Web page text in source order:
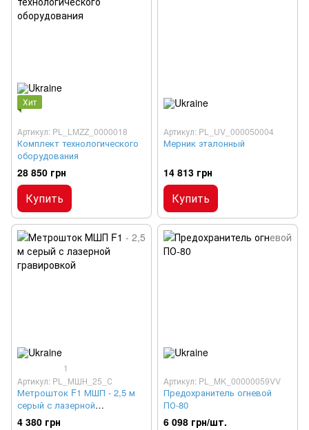
Хит
Артикул: PL_LMZZ_0000018
Комплект технологического
оборудования
28 850 грн
Купить
Артикул: PL_UV_000050004
Мерник эталонный
14 813 грн
Купить
1
Артикул: PL_МШН_25_С
Метрошток F1 МШП - 2,5 м
серый с лазерной
гравировкой
4 380 грн
Артикул: PL_MK_00000059VV
Предохранитель огневой
ПО-80
6 098 грн/шт.